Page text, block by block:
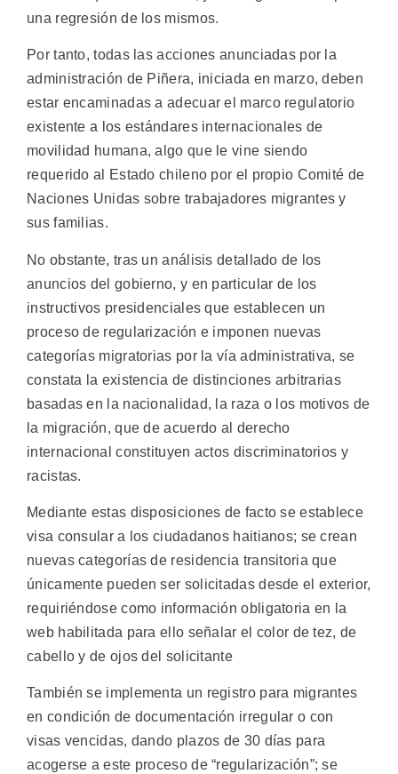
una regresión de los mismos.
Por tanto, todas las acciones anunciadas por la
administración de Piñera, iniciada en marzo, deben
estar encaminadas a adecuar el marco regulatorio
existente a los estándares internacionales de
movilidad humana, algo que le vine siendo
requerido al Estado chileno por el propio Comité de
Naciones Unidas sobre trabajadores migrantes y
sus familias.
No obstante, tras un análisis detallado de los
anuncios del gobierno, y en particular de los
instructivos presidenciales que establecen un
proceso de regularización e imponen nuevas
categorías migratorias por la vía administrativa, se
constata la existencia de distinciones arbitrarias
basadas en la nacionalidad, la raza o los motivos de
la migración, que de acuerdo al derecho
internacional constituyen actos discriminatorios y
racistas.
Mediante estas disposiciones de facto se establece
visa consular a los ciudadanos haitianos; se crean
nuevas categorías de residencia transitoria que
únicamente pueden ser solicitadas desde el exterior,
requiriéndose como información obligatoria en la
web habilitada para ello señalar el color de tez, de
cabello y de ojos del solicitante
También se implementa un registro para migrantes
en condición de documentación irregular o con
visas vencidas, dando plazos de 30 días para
acogerse a este proceso de “regularización”; se